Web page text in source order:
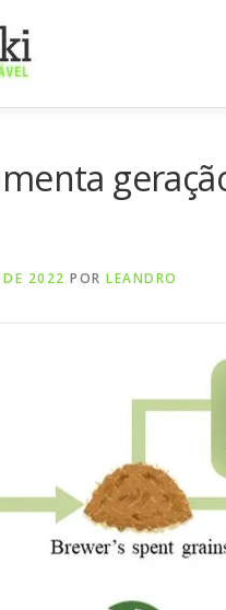
2022 POR LEANDRO